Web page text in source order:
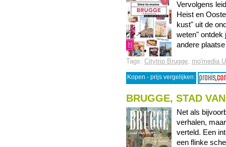
Vervolgens
Heist en
kust" uit de
weten" ontdek
andere
Tags: Citytrip Brugge, mo'media
Kopen - prijs vergelijken:
BRUGGE, STAD
Net als
verhalen,
verteld. Een
een flinke